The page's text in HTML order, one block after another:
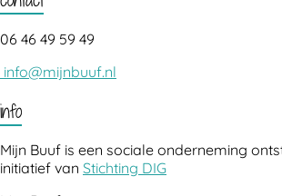
06 46 49 59 49
info@mijnbuuf.nl
info
Mijn Buuf is een sociale onderneming
initiatief van Stichting DIG